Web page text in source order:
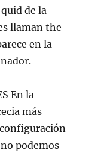
de la
llaman the
en la
En la
más
podemos